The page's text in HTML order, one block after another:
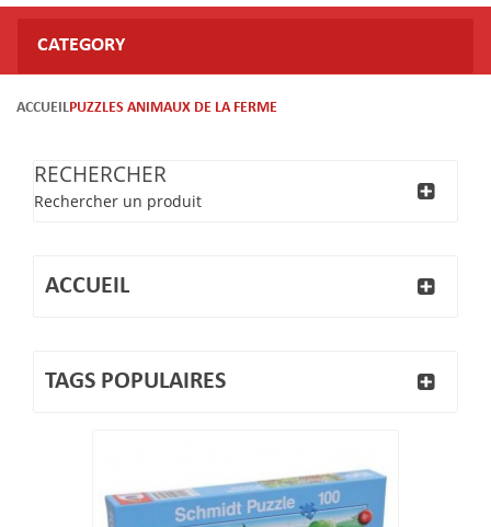
CATEGORY
ACCUEILPUZZLES ANIMAUX DE LA FERME
RECHERCHER
Rechercher un produit
ACCUEIL
TAGS POPULAIRES